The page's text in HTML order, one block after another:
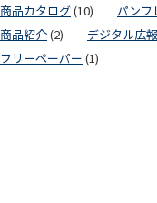
商品カタログ (10)
パンフ
商品紹介 (2)
デジタル広
フリーペーパー (1)